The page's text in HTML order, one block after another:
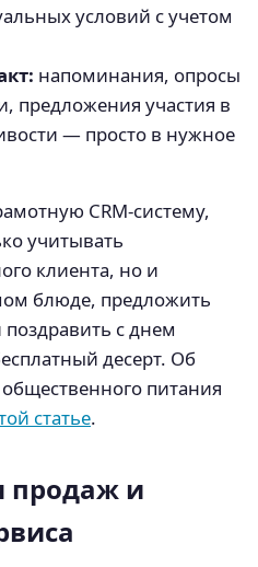
условий с учетом
напоминания, опросы
предложения участия в
— просто в нужное
CRM-систему,
учитывать
клиента, но и
блюде, предложить
с днем
десерт. Об
питания
статье.
продаж и